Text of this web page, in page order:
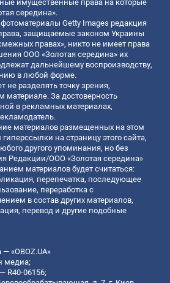
имущественные права на которые
середина».
Getty Images редакция
защищаемые законом Украины
правах», никто не имеет права
ООО «Золотая середина» их
дальнейшему воспроизводству,
в любой форме.
не разделять точку зрения,
материале. За достоверность
в рекламных материалах,
материалов размещенных на этом
на страницу этого сайта,
другого упоминания, но без
Редакции/ООО «Золотая середина»
материалов будет считаться:
перепечатка, последующее
переработка с
в состав других материалов,
перевод и другие подобные
«OBOZ.UA»
медиа;
R40-06156;